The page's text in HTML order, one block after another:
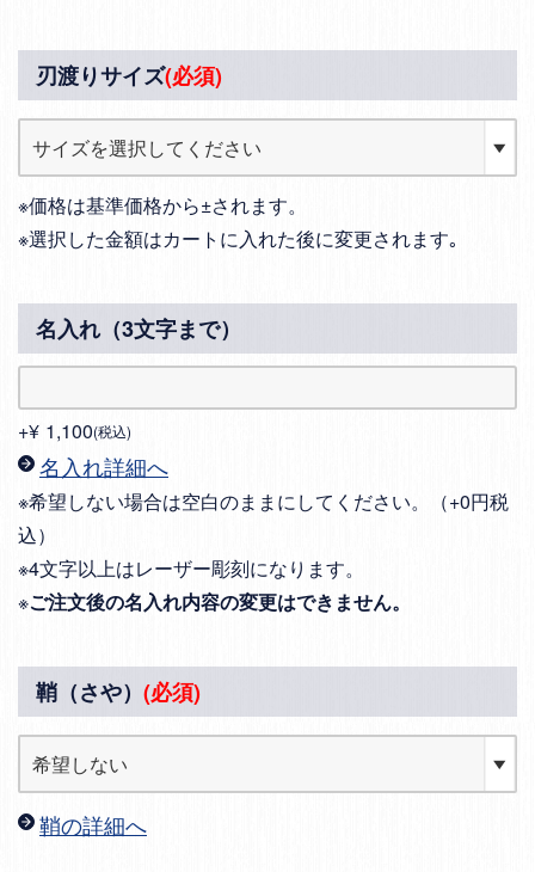
刃渡りサイズ(必須)
※価格は基準価格から±されます。
※選択した金額はカートに入れた後に変更されます｡
名入れ（3文字まで）
+¥ 1,100 税込
名入れ詳細へ
※希望しない場合は空白のままにしてください。（+0円税
込）
※4文字以上はレーザー彫刻になります。
※ご注文後の名入れ内容の変更はできません。
鞘（さや） (必須)
鞘の詳細へ